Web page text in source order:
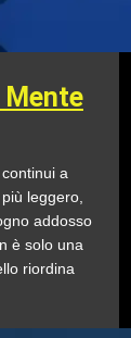
Mente
a
leggero,
addosso
è solo una
riordina